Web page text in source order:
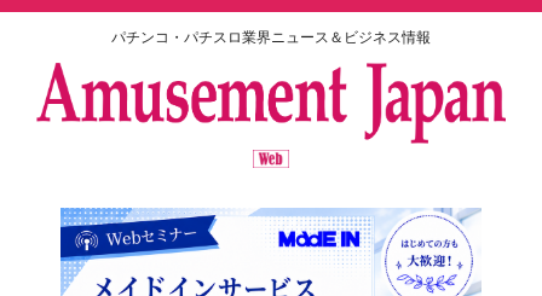
パチンコ・パチスロ業界ニュース＆ビジネス情報